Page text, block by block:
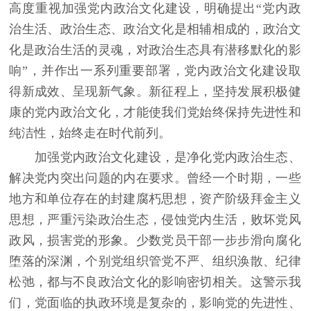
高度重视加强党内政治文化建设，明确提出“党内政
治生活、政治生态、政治文化是相辅相成的，政治文
化是政治生活的灵魂，对政治生态具有潜移默化的影
响”，并作出一系列重要部署，党内政治文化建设取
得新成效、呈现新气象。新征程上，坚持发展积极健
康的党内政治文化，才能使我们党始终保持先进性和
纯洁性，始终走在时代前列。
加强党内政治文化建设，是净化党内政治生态、
解决党内突出问题的内在要求。曾经一个时期，一些
地方和单位存在的封建腐朽思想，资产阶级拜金主义
思想，严重污染政治生态，侵蚀党内生活，败坏党风
政风，损害党的形象。少数党员干部一步步滑向腐化
堕落的深渊，个别党组织管党不严、组织涣散、纪律
松弛，都与不良政治文化的影响密切相关。这警示我
们，党面临的执政环境是复杂的，影响党的先进性、